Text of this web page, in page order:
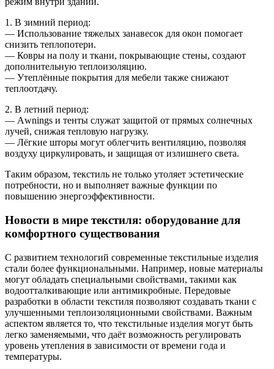
1. В зимний период:
— Использование тяжелых занавесок для окон помогает
снизить теплопотери.
— Ковры на полу и ткани, покрывающие стены, создают
дополнительную теплоизоляцию.
— Утеплённые покрытия для мебели также снижают
теплоотдачу.
2. В летний период:
— Аwnings и тенты служат защитой от прямых солнечных
лучей, снижая тепловую нагрузку.
— Лёгкие шторы могут облегчить вентиляцию, позволяя
воздуху циркулировать, и защищая от излишнего света.
Таким образом, текстиль не только утоляет эстетические
потребности, но и выполняет важные функции по
повышению энергоэффективности.
Новости в мире текстиля: оборудование для
комфортного существования
С развитием технологий современные текстильные изделия
стали более функциональными. Например, новые материалы
могут обладать специальными свойствами, такими как
водоотталкивающие или антимикробные. Передовые
разработки в области текстиля позволяют создавать ткани с
улучшенными теплоизоляционными свойствами. Важным
аспектом является то, что текстильные изделия могут быть
легко заменяемыми, что даёт возможность регулировать
уровень утепления в зависимости от времени года и
температуры.